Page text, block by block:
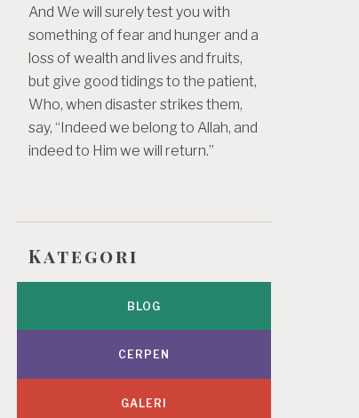
And We will surely test you with
something of fear and hunger and a
loss of wealth and lives and fruits,
but give good tidings to the patient,
Who, when disaster strikes them,
say, “Indeed we belong to Allah, and
indeed to Him we will return.”
Kategori
BLOG
CERPEN
GALERI